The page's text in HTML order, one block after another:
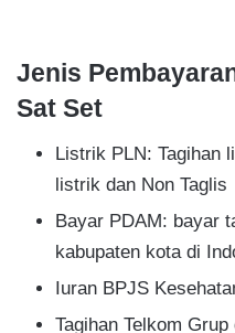
Jenis
Sat Set
Listrik PLN: Tagihan
listrik dan Non Taglis
Bayar PDAM: bayar
kabupaten kota di
Iuran BPJS
Tagihan Telkom